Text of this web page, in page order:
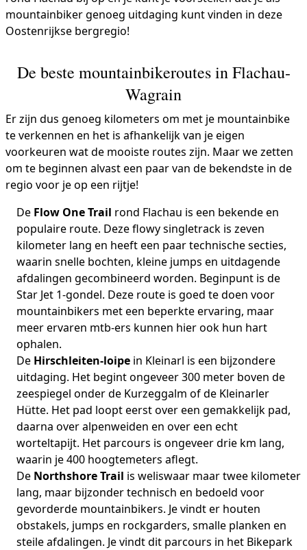
mountainbiker genoeg uitdaging kunt vinden in deze
Oostenrijkse bergregio!
De beste mountainbikeroutes in Flachau-
Wagrain
Er zijn dus genoeg kilometers om met je mountainbike
te verkennen en het is afhankelijk van je eigen
voorkeuren wat de mooiste routes zijn. Maar we zetten
om te beginnen alvast een paar van de bekendste in de
regio voor je op een rijtje!
De Flow One Trail rond Flachau is een bekende en
populaire route. Deze flowy singletrack is zeven
kilometer lang en heeft een paar technische secties,
waarin snelle bochten, kleine jumps en uitdagende
afdalingen gecombineerd worden. Beginpunt is de
Star Jet 1-gondel. Deze route is goed te doen voor
mountainbikers met een beperkte ervaring, maar
meer ervaren mtb-ers kunnen hier ook hun hart
ophalen.
De Hirschleiten-loipe in Kleinarl is een bijzondere
uitdaging. Het begint ongeveer 300 meter boven de
zeespiegel onder de Kurzeggalm of de Kleinarler
Hütte. Het pad loopt eerst over een gemakkelijk pad,
daarna over alpenweiden en over een echt
worteltapijt. Het parcours is ongeveer drie km lang,
waarin je 400 hoogtemeters aflegt.
De Northshore Trail is weliswaar maar twee kilometer
lang, maar bijzonder technisch en bedoeld voor
gevorderde mountainbikers. Je vindt er houten
obstakels, jumps en rockgarders, smalle planken en
steile afdalingen. Je vindt dit parcours in het Bikepark